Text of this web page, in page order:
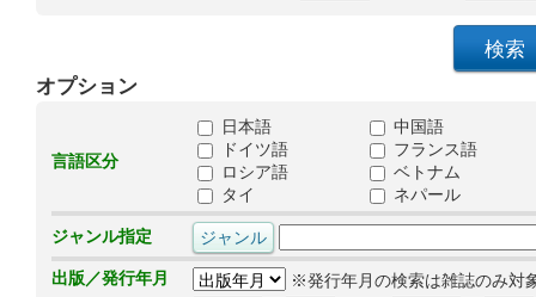
オプション
言語区分
日本語
中国語
ドイツ語
フランス語
ロシア語
ベトナム
タイ
ネパール
ジャンル指定
出版／発行年月
※発行年月の検索は雑誌のみ対